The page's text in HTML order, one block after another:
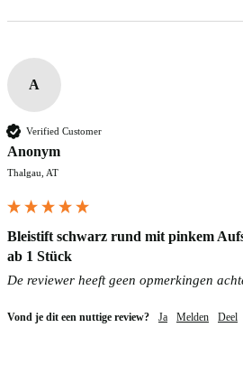
A
Verified Customer
Anonym
Thalgau, AT
Bleistift schwarz rund mit pinkem
ab 1 Stück
De reviewer heeft geen opmerkingen
Vond je dit een nuttige review? Ja Melden Deel